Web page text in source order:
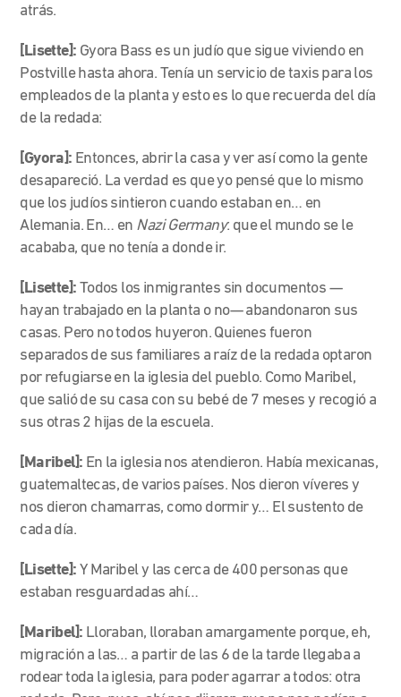
atrás.
[Lisette]: Gyora Bass es un judío que sigue viviendo en
Postville hasta ahora. Tenía un servicio de taxis para los
empleados de la planta y esto es lo que recuerda del día
de la redada:
[Gyora]: Entonces, abrir la casa y ver así como la gente
desapareció. La verdad es que yo pensé que lo mismo
que los judíos sintieron cuando estaban en… en
Alemania. En… en Nazi Germany: que el mundo se le
acababa, que no tenía a donde ir.
[Lisette]: Todos los inmigrantes sin documentos —
hayan trabajado en la planta o no— abandonaron sus
casas. Pero no todos huyeron. Quienes fueron
separados de sus familiares a raíz de la redada optaron
por refugiarse en la iglesia del pueblo. Como Maribel,
que salió de su casa con su bebé de 7 meses y recogió a
sus otras 2 hijas de la escuela.
[Maribel]: En la iglesia nos atendieron. Había mexicanas,
guatemaltecas, de varios países. Nos dieron víveres y
nos dieron chamarras, como dormir y… El sustento de
cada día.
[Lisette]: Y Maribel y las cerca de 400 personas que
estaban resguardadas ahí…
[Maribel]: Lloraban, lloraban amargamente porque, eh,
migración a las… a partir de las 6 de la tarde llegaba a
rodear toda la iglesia, para poder agarrar a todos: otra